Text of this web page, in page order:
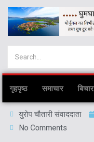
गृहपृष्ठ समाचार बिचार
युरोप चौतारी संवाददाता
No Comments